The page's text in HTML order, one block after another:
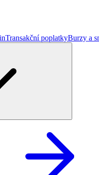
Transakční poplatkyBurzy a